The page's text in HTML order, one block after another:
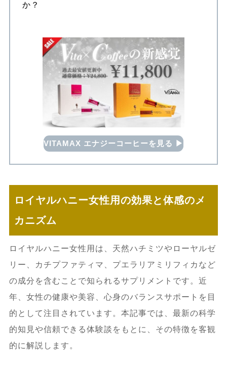
か？
VITAMAX エナジーコーヒーを見る ▶︎
ロイヤルハニー女性用の効果と体感のメ
カニズム
ロイヤルハニー女性用は、天然ハチミツやローヤルゼ
リー、カチプファティマ、プエラリアミリフィカなど
の成分を含むことで知られるサプリメントです。近
年、女性の健康や美容、心身のバランスサポートを目
的として注目されています。本記事では、最新の科学
的知見や信頼できる体験談をもとに、その特徴を客観
的に解説します。